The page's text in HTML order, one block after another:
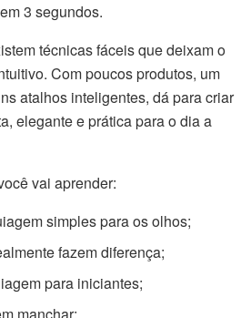
3 segundos.
técnicas fáceis que deixam o
Com poucos produtos, um
atalhos inteligentes, dá para criar
elegante e prática para o dia a
vai aprender:
simples para os olhos;
fazem diferença;
para iniciantes;